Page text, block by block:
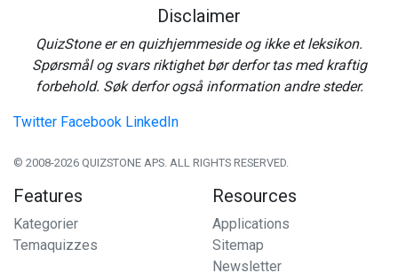
Disclaimer
QuizStone er en quizhjemmeside og ikke et leksikon.
Spørsmål og svars riktighet bør derfor tas med kraftig
forbehold. Søk derfor også information andre steder.
Twitter Facebook LinkedIn
© 2008-2026 QUIZSTONE APS. ALL RIGHTS RESERVED.
Features
Kategorier
Temaquizzes
Resources
Applications
Sitemap
Newsletter